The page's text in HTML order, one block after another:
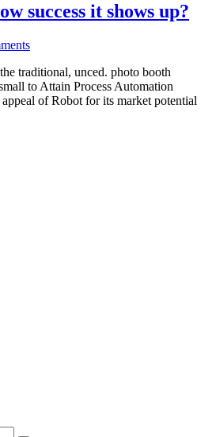
success it shows up?
traditional, unced. photo booth
to Attain Process Automation
of Robot for its market potential